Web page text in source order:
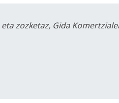
eta zozketaz, Gida